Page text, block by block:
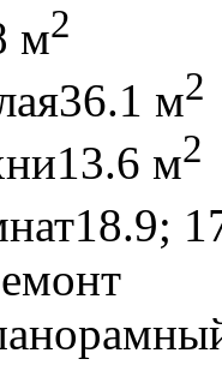
м2
36.1 м2
13.6 м2
18.9;